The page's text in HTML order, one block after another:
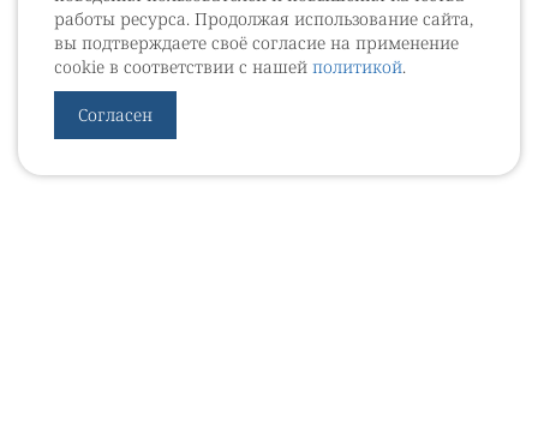
работы ресурса. Продолжая использование сайта,
вы подтверждаете своё согласие на применение
cookie в соответствии с нашей политикой.
Согласен